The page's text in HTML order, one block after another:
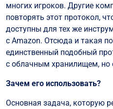
многих игроков. Другие
повторять этот протокол,
доступны для тех же
с Amazon. Отсюда и такая
единственный подобный
с облачным хранилищем,
Зачем его использовать?
Основная задача, которую